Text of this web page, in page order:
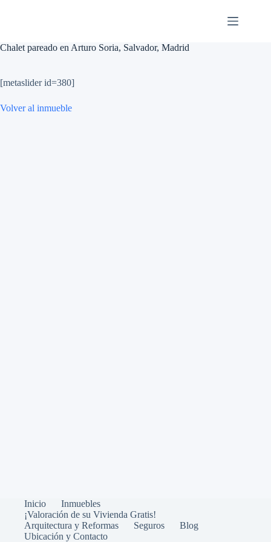
Chalet pareado en Arturo Soria, Salvador, Madrid
[metaslider id=380]
Volver al inmueble
Inicio
Inmuebles
¡Valoración de su Vivienda Gratis!
Arquitectura y Reformas
Seguros
Blog
Ubicación y Contacto